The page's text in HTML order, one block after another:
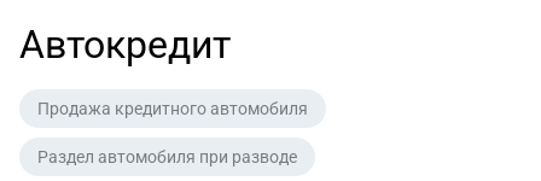
Автокредит
Продажа кредитного автомобиля
Раздел автомобиля при разводе